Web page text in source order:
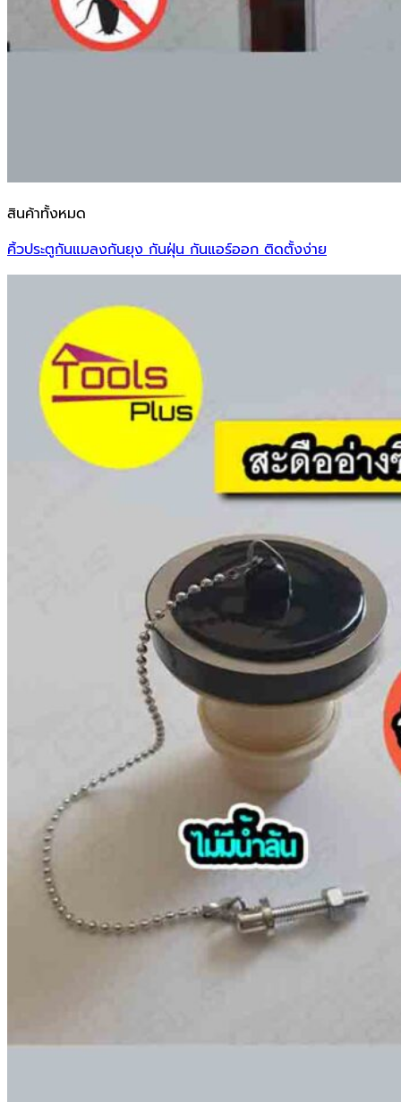
สินค้าทั้งหมด
คิ้วประตูกันแมลงกันยุง กันฝุ่น กันแอร์ออก ติดตั้งง่าย